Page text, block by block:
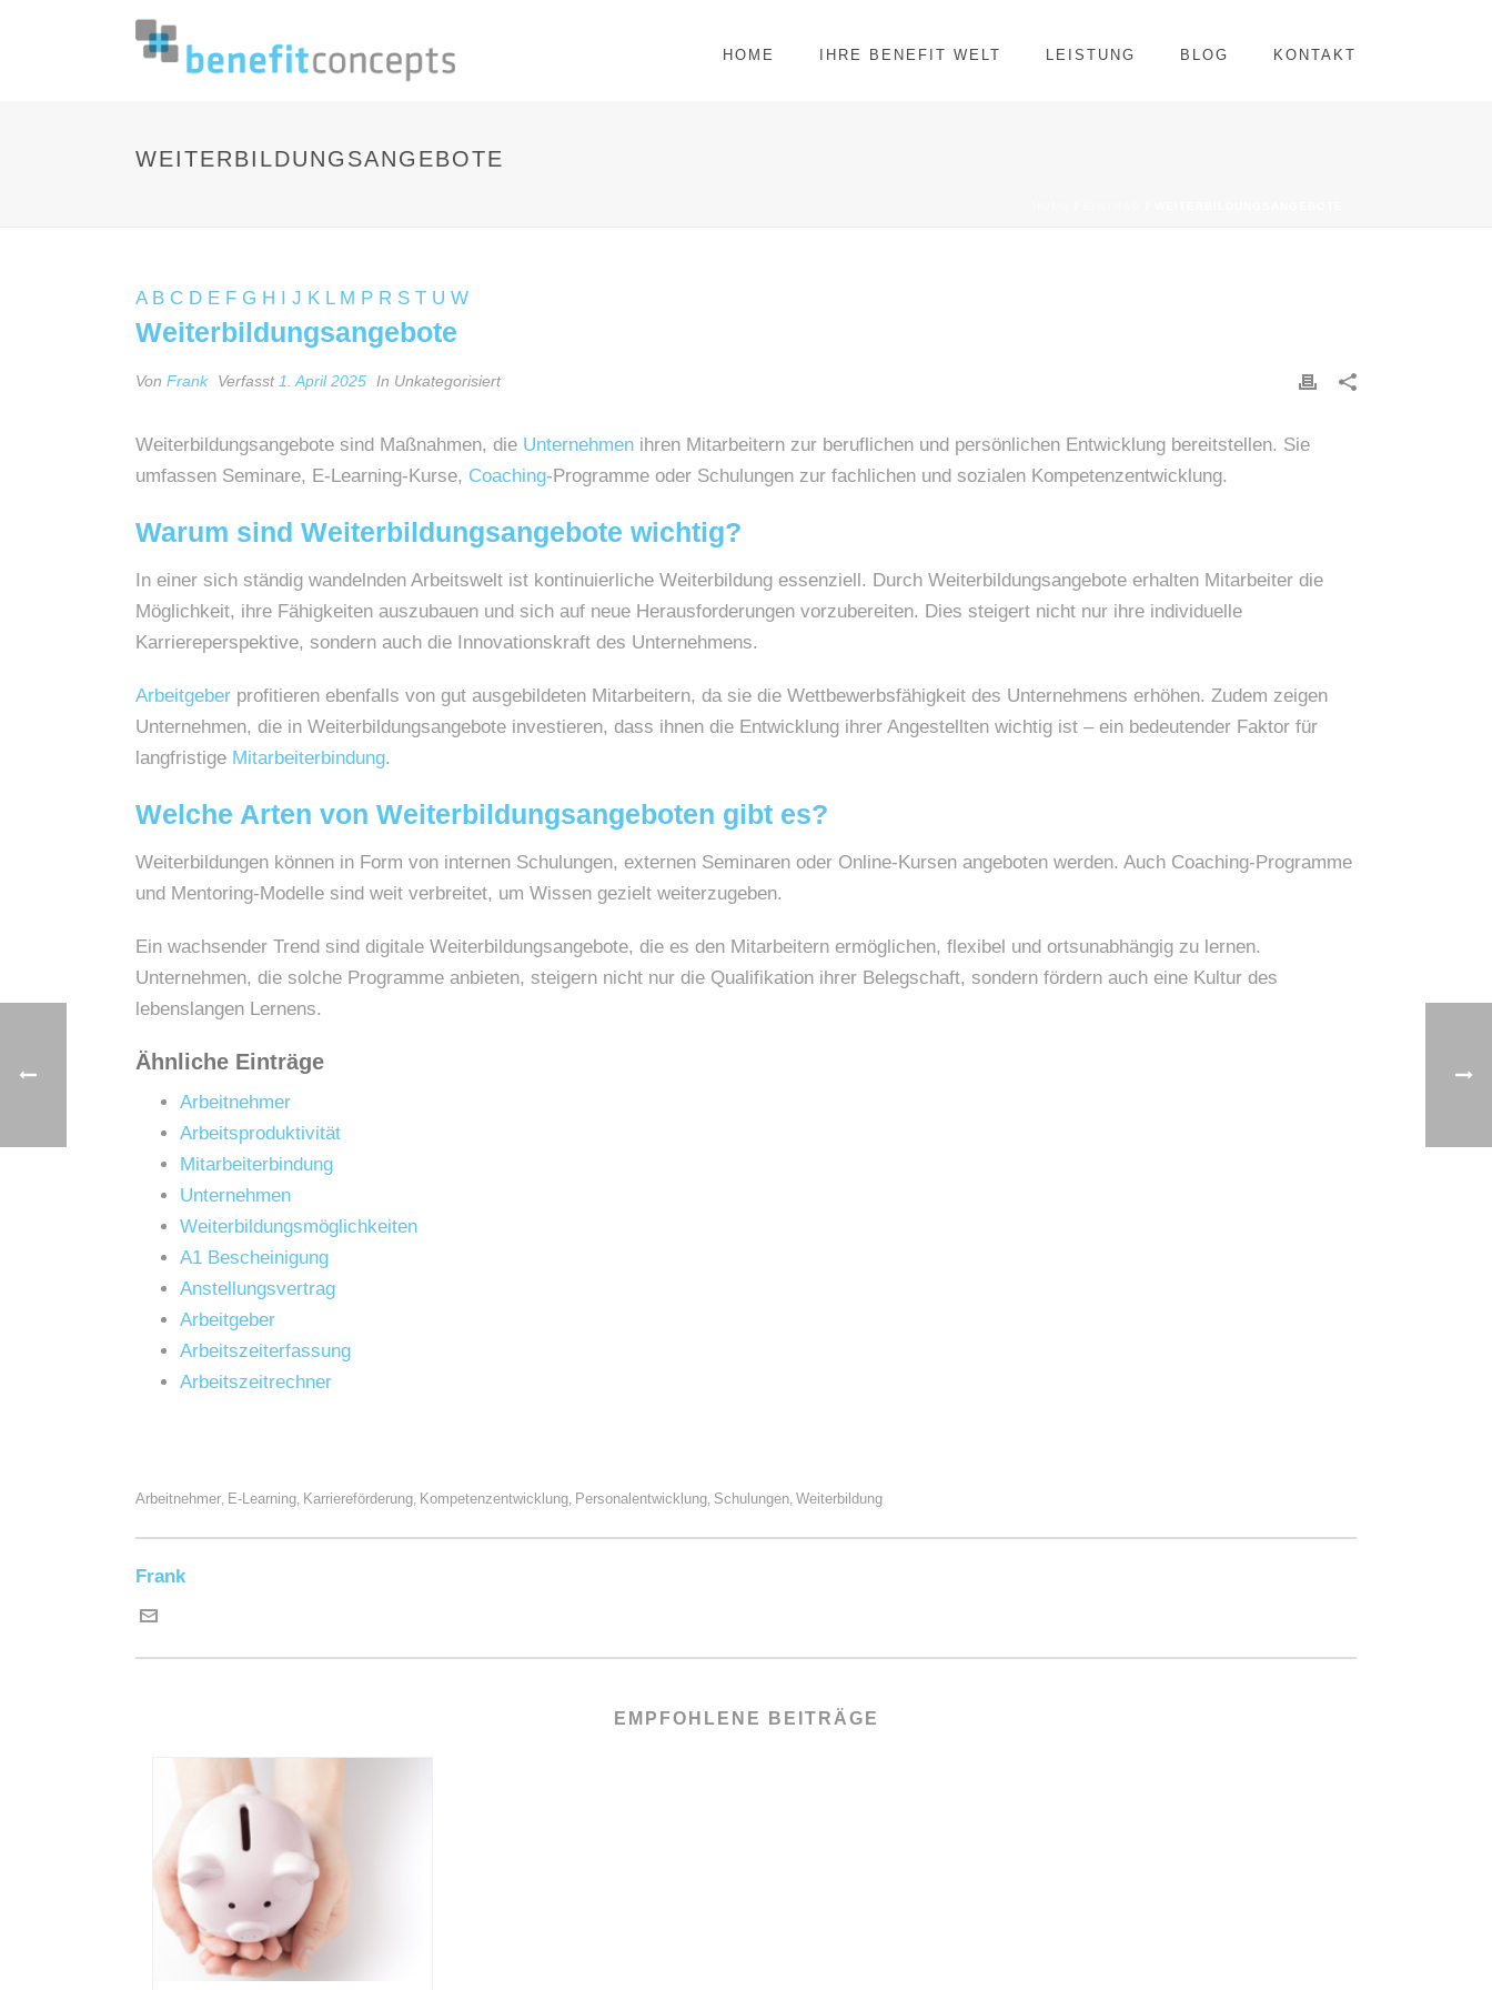
HOME IHRE BENEFIT WELT LEISTUNG BLOG KONTAKT
WEITERBILDUNGSANGEBOTE
A B C D E F G H I J K L M P R S T U W
Weiterbildungsangebote
Von Frank Verfasst 1. April 2025 In Unkategorisiert
Weiterbildungsangebote sind Maßnahmen, die Unternehmen ihren Mitarbeitern zur beruflichen und persönlichen Entwicklung bereitstellen. Sie
umfassen Seminare, E-Learning-Kurse, Coaching-Programme oder Schulungen zur fachlichen und sozialen Kompetenzentwicklung.
Warum sind Weiterbildungsangebote wichtig?
In einer sich ständig wandelnden Arbeitswelt ist kontinuierliche Weiterbildung essenziell. Durch Weiterbildungsangebote erhalten Mitarbeiter die
Möglichkeit, ihre Fähigkeiten auszubauen und sich auf neue Herausforderungen vorzubereiten. Dies steigert nicht nur ihre individuelle
Karriereperspektive, sondern auch die Innovationskraft des Unternehmens.
Arbeitgeber profitieren ebenfalls von gut ausgebildeten Mitarbeitern, da sie die Wettbewerbsfähigkeit des Unternehmens erhöhen. Zudem zeigen
Unternehmen, die in Weiterbildungsangebote investieren, dass ihnen die Entwicklung ihrer Angestellten wichtig ist – ein bedeutender Faktor für
langfristige Mitarbeiterbindung.
Welche Arten von Weiterbildungsangeboten gibt es?
Weiterbildungen können in Form von internen Schulungen, externen Seminaren oder Online-Kursen angeboten werden. Auch Coaching-Programme
und Mentoring-Modelle sind weit verbreitet, um Wissen gezielt weiterzugeben.
Ein wachsender Trend sind digitale Weiterbildungsangebote, die es den Mitarbeitern ermöglichen, flexibel und ortsunabhängig zu lernen.
Unternehmen, die solche Programme anbieten, steigern nicht nur die Qualifikation ihrer Belegschaft, sondern fördern auch eine Kultur des
lebenslangen Lernens.
Ähnliche Einträge
Arbeitnehmer
Arbeitsproduktivität
Mitarbeiterbindung
Unternehmen
Weiterbildungsmöglichkeiten
A1 Bescheinigung
Anstellungsvertrag
Arbeitgeber
Arbeitszeiterfassung
Arbeitszeitrechner
Arbeitnehmer, E-Learning, Karriereförderung, Kompetenzentwicklung, Personalentwicklung, Schulungen, Weiterbildung
Frank
EMPFOHLENE BEITRÄGE